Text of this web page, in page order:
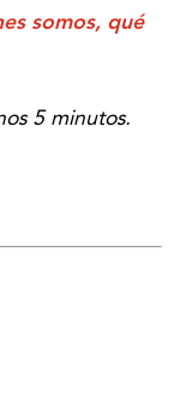
somos, qué
5 minutos.